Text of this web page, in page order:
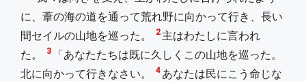
に、葦の海の道を通って荒れ野に向かって行き、長い
間セイルの山地を巡った。
2 主はわたしに言われ
た。
3
「あなたたちは既に久しくこの山地を巡った。
北に向かって行きなさい。
4 あなたは民にこう命じな